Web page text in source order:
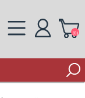
(0)